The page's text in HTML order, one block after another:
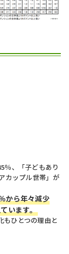
％、「子どもあり
カップル世帯」が
から年々減少
います。
もひとつの理由と